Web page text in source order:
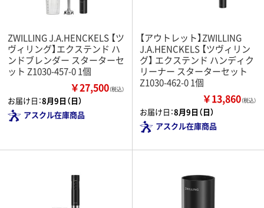
ZWILLING J.A.HENCKELS 【ツ
ヴィリング】エクステンド ハ
ンドブレンダー スターターセ
ット Z1030-457-0 1個
￥27,500（税込）
お届け日：8月9日（日）
アスクル在庫商品
【アウトレット】ZWILLING
J.A.HENCKELS 【ツヴィリン
グ】 エクステンド ハンディク
リーナー スターターセット
Z1030-462-0 1個
￥13,860（税込）
お届け日：8月9日（日）
アスクル在庫商品